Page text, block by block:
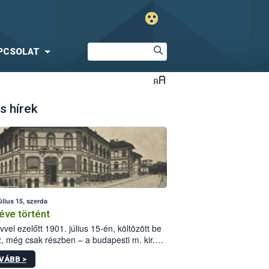
hírek
15, szerda
történt
ezelőtt 1901. július 15-én, költözött be
még csak részben – a budapesti m. kir.
állomás a Kis Rókus utca
alatti, Czigler Győző által tervezett új
>